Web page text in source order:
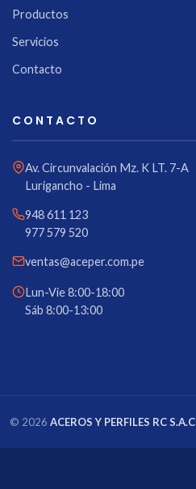
Productos
Servicios
Contacto
CONTACTO
Av. Circunvalación Mz. K LT. 7-A
Lurigancho - Lima
948 611 123
977 579 520
ventas@aceper.com.pe
Lun-Vie 8:00-18:00
Sáb 8:00-13:00
© 2026 ACEROS Y PERFILES RC S.A.C